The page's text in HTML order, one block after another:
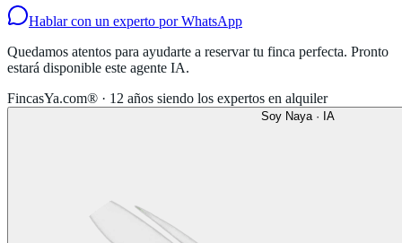
Hablar con un experto por WhatsApp
Quedamos atentos para ayudarte a reservar tu finca perfecta. Pronto
estará disponible este agente IA.
FincasYa.com® · 12 años siendo los expertos en alquiler
Soy Naya · IA